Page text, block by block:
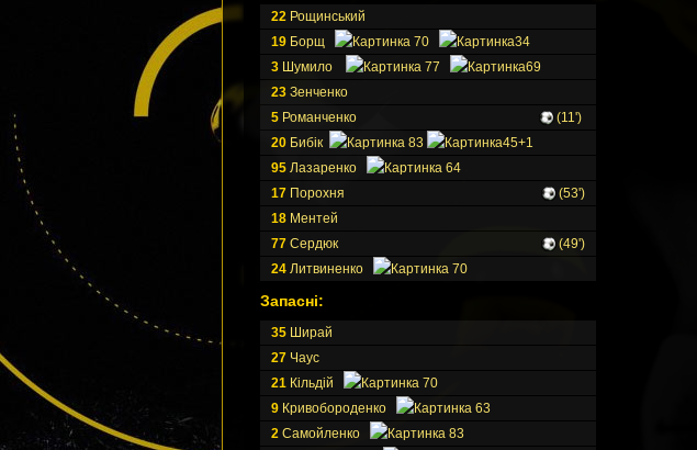
22 Рощинський
19 Борщ 70
34
3 Шумило 77
69
23 Зенченко
5 Романченко
(11')
20 Бибiк 83
45+1
95 Лазаренко
64
17 Порохня
(53')
18 Ментей
77 Сердюк
(49')
24 Литвиненко 70
Запасні:
35 Ширай
27 Чаус
21 Кiльдiй
70
9 Кривобороденко
63
2 Самойленко
83